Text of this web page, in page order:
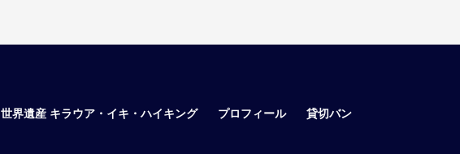
ー
表
世界遺産 キラウア・イキ・ハイキング プロフィール
貸切バン